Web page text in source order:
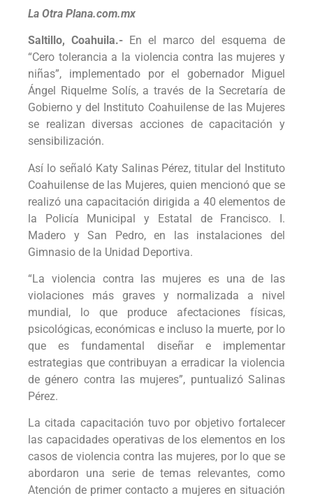
La Otra Plana.com.mx
Saltillo, Coahuila.- En el marco del esquema de
“Cero tolerancia a la violencia contra las mujeres y
niñas”, implementado por el gobernador Miguel
Ángel Riquelme Solís, a través de la Secretaría de
Gobierno y del Instituto Coahuilense de las Mujeres
se realizan diversas acciones de capacitación y
sensibilización.
Así lo señaló Katy Salinas Pérez, titular del Instituto
Coahuilense de las Mujeres, quien mencionó que se
realizó una capacitación dirigida a 40 elementos de
la Policía Municipal y Estatal de Francisco. I.
Madero y San Pedro, en las instalaciones del
Gimnasio de la Unidad Deportiva.
“La violencia contra las mujeres es una de las
violaciones más graves y normalizada a nivel
mundial, lo que produce afectaciones físicas,
psicológicas, económicas e incluso la muerte, por lo
que es fundamental diseñar e implementar
estrategias que contribuyan a erradicar la violencia
de género contra las mujeres”, puntualizó Salinas
Pérez.
La citada capacitación tuvo por objetivo fortalecer
las capacidades operativas de los elementos en los
casos de violencia contra las mujeres, por lo que se
abordaron una serie de temas relevantes, como
Atención de primer contacto a mujeres en situación